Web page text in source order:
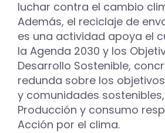
luchar contra el cambio
Además, el reciclaje de
es una actividad apoya el
la Agenda 2030 y los
Desarrollo Sostenible,
redunda sobre los objetivos
y comunidades sostenibles,
Producción y consumo
Acción por el clima.